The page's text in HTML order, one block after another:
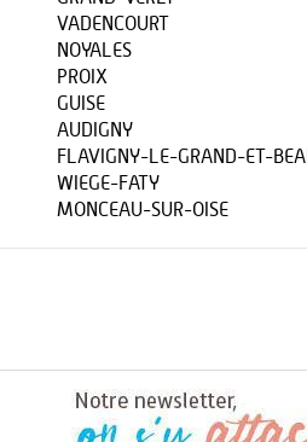
VADENCOURT
NOYALES
PROIX
GUISE
AUDIGNY
FLAVIGNY-LE-GRAND-ET-
WIEGE-FATY
MONCEAU-SUR-OISE